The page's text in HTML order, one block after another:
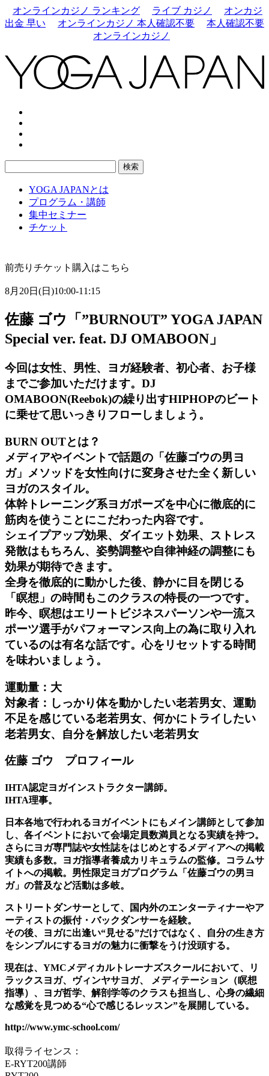
オンラインカジノ ランキング ライブ カジノ
オンカジ
出金 早い
オンラインカジノ 本人確認不要
本人確認不要
オンラインカジノ
YOGA JAPANとは
プログラム・講師
集中セミナー
チケット
前売りチケット購入はこちら
8月20日(日)10:00-11:15
佐藤 ゴウ「”BURNOUT” YOGA JAPAN
Special ver. feat. DJ OMABOON」
今回は女性、男性、ヨガ経験者、初心者、お子様
までご参加いただけます。DJ
OMABOON(Reebok)の繰り出すHIPHOPのビート
に乗せて思いっきりフローしましょう。
BURN OUTとは？
メディアやイベントで話題の「佐藤ゴウの男ヨ
ガ」メソッドを女性向けに変身させた全く新しい
ヨガのスタイル。
体幹トレーニング系ヨガポーズを中心に徹底的に
筋肉を使うことにこだわった内容です。
シェイプアップ効果、ダイエット効果、ストレス
発散はもちろん、姿勢調整や自律神経の調整にも
効果が期待できます。
全身を徹底的に動かした後、静かに目を閉じる
「瞑想」の時間もこのクラスの特長の一つです。
昨今、瞑想はエリートビジネスパーソンや一流ス
ポーツ選手がパフォーマンス向上の為に取り入れ
ているのは有名な話です。心をリセットする時間
を味わいましょう。
運動量：大
対象者：しっかり体を動かしたい老若男女、運動
不足を感じている老若男女、何かにトライしたい
老若男女、自分を解放したい老若男女
佐藤 ゴウ プロフィール
IHTA認定ヨガインストラクター講師。
IHTA理事。
日本各地で行われるヨガイベントにもメイン講師として参加
し、各イベントにおいて会場定員数満員となる実績を持つ。
さらにヨガ専門誌や女性誌をはじめとするメディアへの掲載
実績も多数。ヨガ指導者養成カリキュラムの監修。コラムサ
イトへの掲載。男性限定ヨガプログラム「佐藤ゴウの男ヨ
ガ」の普及など活動は多岐。
ストリートダンサーとして、国内外のエンターティナーやア
ーティストの振付・バックダンサーを経験。
その後、ヨガに出逢い“見せる”だけではなく、自分の生き方
をシンプルにするヨガの魅力に衝撃をうけ没頭する。
現在は、YMCメディカルトレーナズスクールにおいて、リ
ラックスヨガ、ヴィンヤサヨガ、 メディテーション（瞑想
指導）、ヨガ哲学、解剖学等のクラスも担当し、心身の繊細
な感覚を見つめる“心で感じるレッスン”を展開している。
http://www.ymc-school.com/
取得ライセンス：
E-RYT200講師